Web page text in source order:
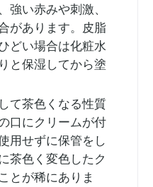
強い赤みや刺激、
があります。皮脂
どい場合は化粧水
と保湿してから塗
て茶色くなる性質
口にクリームが付
用せずに保管をし
茶色く変色したク
とが稀にありま